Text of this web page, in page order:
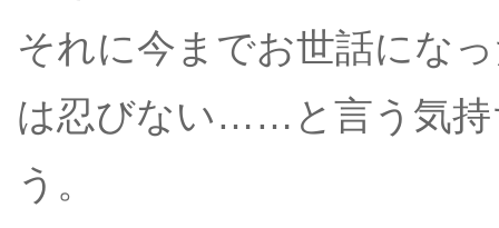
それに今までお世話にな
は忍びない……と言う気持
う。